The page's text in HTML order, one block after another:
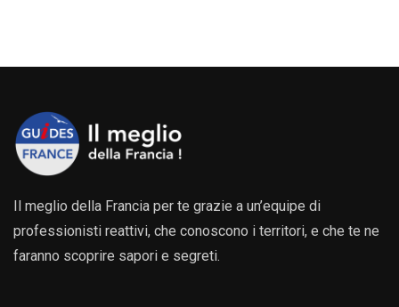
Il meglio della Francia per te grazie a un’equipe di
professionisti reattivi, che conoscono i territori, e che te ne
faranno scoprire sapori e segreti.